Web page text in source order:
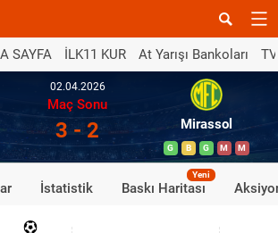
SAYFA İLK11 KUR At Yarışı Bankoları
02.04.2026
Maç Sonu
3 - 2 Mirassol
G B G M M
İstatistik Baskı Haritası
Yeni